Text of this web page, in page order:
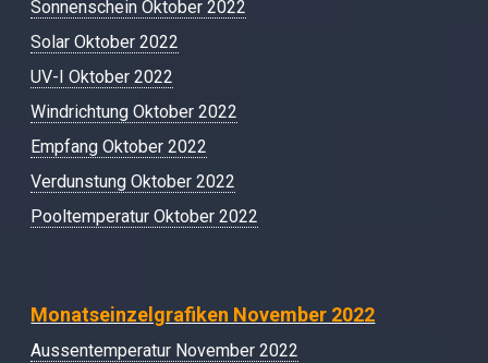
Sonnenschein Oktober 2022
Solar Oktober 2022
UV-I Oktober 2022
Windrichtung Oktober 2022
Empfang Oktober 2022
Verdunstung Oktober 2022
Pooltemperatur Oktober 2022
Monatseinzelgrafiken November 2022
Aussentemperatur November 2022